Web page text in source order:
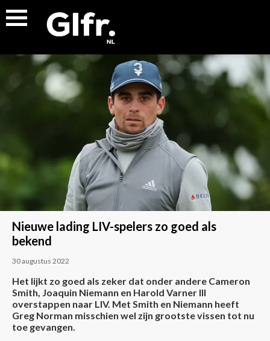
Nieuwe lading LIV-spelers zo goed als
bekend
30 augustus 2022
Het lijkt zo goed als zeker dat onder andere Cameron
Smith, Joaquin Niemann en Harold Varner III
overstappen naar LIV. Met Smith en Niemann heeft
Greg Norman misschien wel zijn grootste vissen tot nu
toe gevangen.